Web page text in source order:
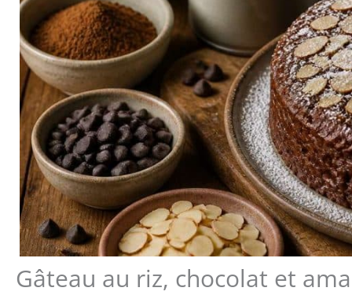
Gâteau au riz, chocolat et